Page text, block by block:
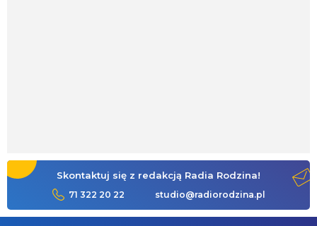
Skontaktuj się z redakcją Radia Rodzina!
71 322 20 22 studio@radiorodzina.pl